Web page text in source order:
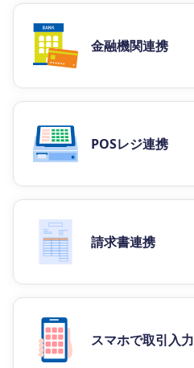
金融機関連携
POSレジ連携
請求書連携
スマホで取引入力